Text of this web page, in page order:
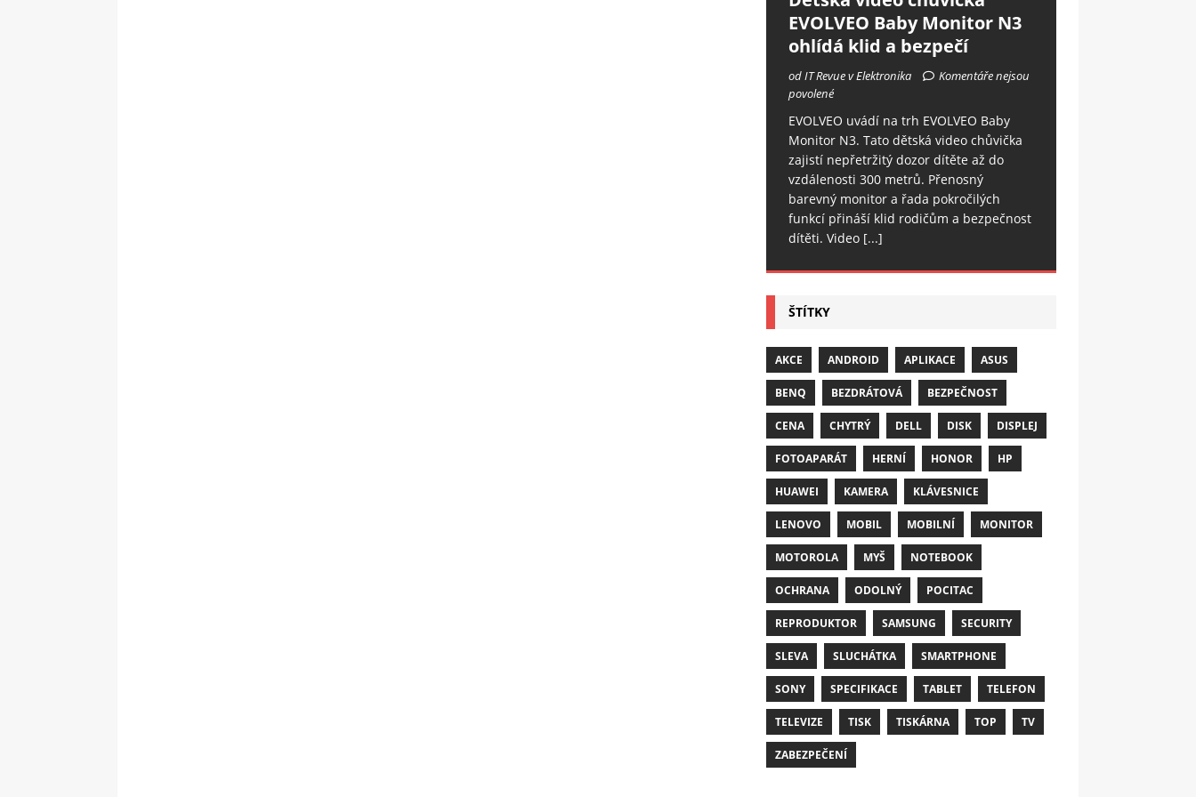
EVOLVEO Baby Monitor N3
ohlídá klid a bezpečí
od IT Revue v Elektronika
Komentáře nejsou
povolené
EVOLVEO uvádí na trh EVOLVEO Baby
Monitor N3. Tato dětská video chůvička
zajistí nepřetržitý dozor dítěte až do
vzdálenosti 300 metrů. Přenosný
barevný monitor a řada pokročilých
funkcí přináší klid rodičům a bezpečnost
dítěti. Video [...]
ŠTÍTKY
AKCE ANDROID APLIKACE ASUS
BENQ BEZDRÁTOVÁ BEZPEČNOST
CENA CHYTRÝ DELL DISK DISPLEJ
FOTOAPARÁT HERNÍ HONOR HP
HUAWEI KAMERA KLÁVESNICE
LENOVO MOBIL MOBILNÍ MONITOR
MOTOROLA MYŠ NOTEBOOK
OCHRANA ODOLNÝ POCITAC
REPRODUKTOR SAMSUNG SECURITY
SLEVA SLUCHÁTKA SMARTPHONE
SONY SPECIFIKACE TABLET TELEFON
TELEVIZE TISK TISKÁRNA TOP TV
ZABEZPEČENÍ